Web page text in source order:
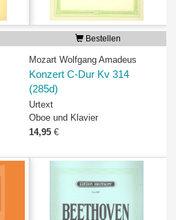
Bestellen
Mozart Wolfgang Amadeus
Konzert C-Dur Kv 314
(285d)
Urtext
Oboe und Klavier
14,95€